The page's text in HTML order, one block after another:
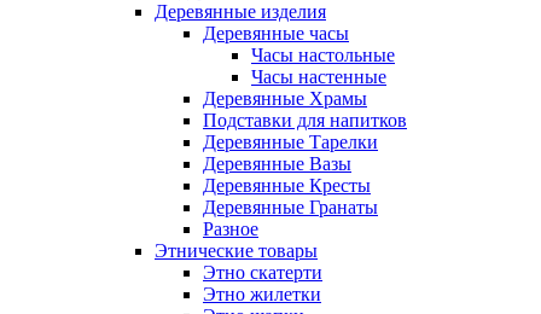
Деревянные изделия
Деревянные часы
Часы настольные
Часы настенные
Деревянные Храмы
Подставки для напитков
Деревянные Тарелки
Деревянные Вазы
Деревянные Кресты
Деревянные Гранаты
Разное
Этнические товары
Этно скатерти
Этно жилетки